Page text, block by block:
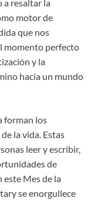
a resaltar la
motor de
que nos
momento perfecto
y la
hacia un mundo
forman los
la vida. Estas
leer y escribir,
de
este Mes de la
se enorgullece